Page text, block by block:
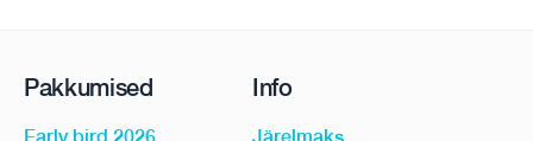
Pakkumised Info